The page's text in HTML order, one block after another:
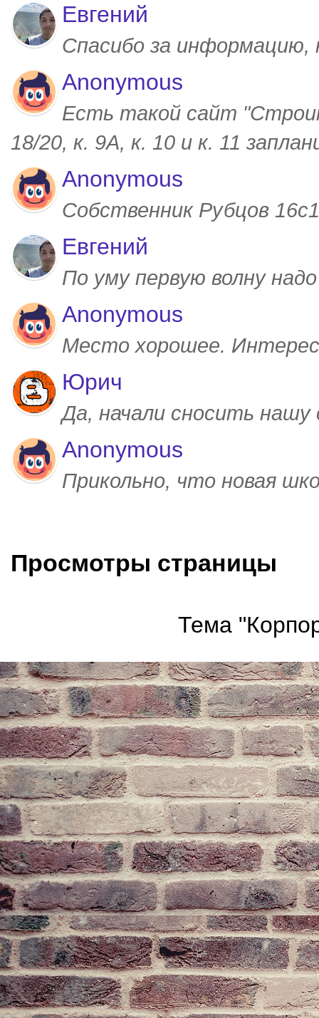
Евгений
Спасибо за
Anonymous
Есть такой сайт
18/20, к. 9А, к. 10 и к. 11
Anonymous
Собственник Рубцов
Евгений
По уму первую волну
Anonymous
Место хорошее.
Юрич
Да, начали сносить
Anonymous
Прикольно, что новая
Просмотры страницы
Тема